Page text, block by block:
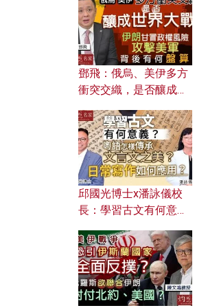
控？
鄧飛：俄烏、美伊多方
衝突交織，是否釀成世
風險攻擊美軍，背後有
何盤算？
邱國光博士x潘詠儀校
長：學習古文有何意
文之美？ 日常寫作如何
應用？